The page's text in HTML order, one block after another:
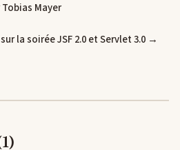
Mayer
la soirée JSF 2.0 et Servlet 3.0 →